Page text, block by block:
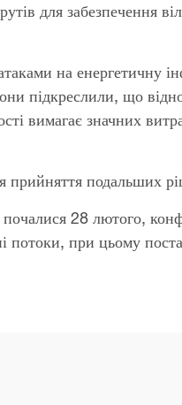
для забезпечення
на енергетичну
підкреслили, що
вимагає значних
прийняття подальших
28 лютого,
потоки, при цьому